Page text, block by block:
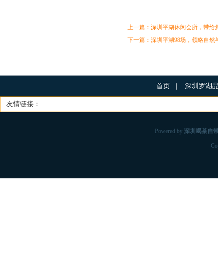
上一篇： 深圳平湖休闲会所，带给
下一篇： 深圳平湖98场，领略自然
首页 深圳罗湖
友情链接：
Powered by 深圳喝茶自